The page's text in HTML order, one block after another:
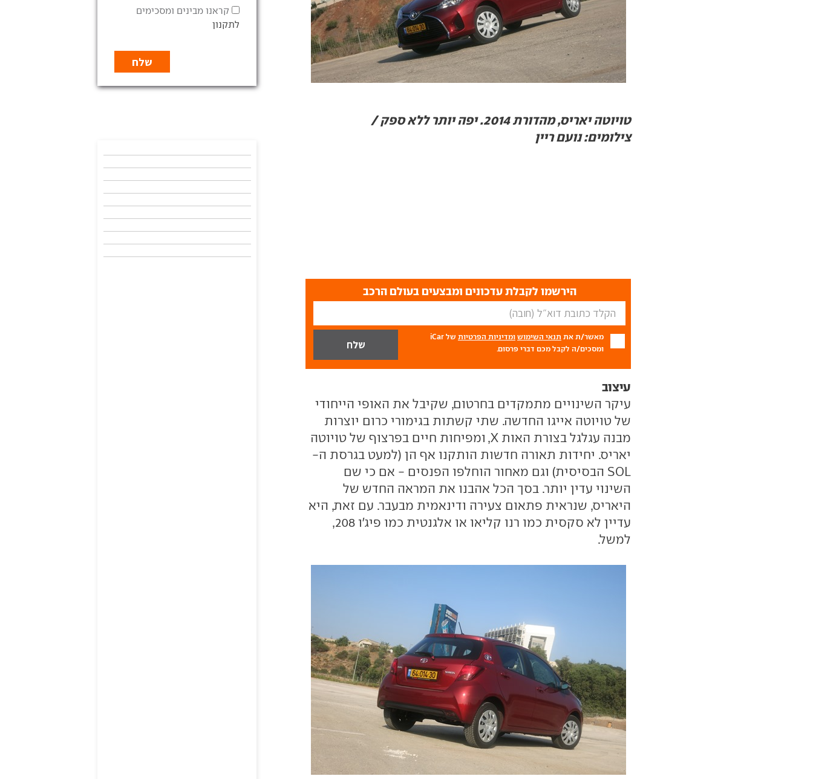
טויוטה יאריס, מהדורת 2014. יפה יותר ללא ספק /
צילומים: נועם ריין
הירשמו לקבלת עדכונים ומבצעים בעולם הרכב
מאשר/ת את תנאי השימוש ומדיניות הפרטיות
של iCar
ומסכים/ה לקבל מכם דברי פרסום.
עיצוב
עיקר השינויים מתמקדים בחרטום, שקיבל את האופי הייחודי
של טויוטה אייגו החדשה. שתי קשתות בגימורי כרום יוצרות
מבנה עגלגל בצורת האות X, ומפיחות חיים בפרצוף של טויוטה
יאריס. יחידות תאורה חדשות הותקנו אף הן (למעט בגרסת ה-
SOL הבסיסית) וגם מאחור הוחלפו הפנסים - אם כי שם
השינוי עדין יותר. בסך הכל אהבנו את המראה החדש של
היאריס, שנראית פתאום צעירה ודינאמית מבעבר. עם זאת, היא
עדיין לא סקסית כמו רנו קליאו או אלגנטית כמו פיג'ו 208,
למשל.
קראנו מבינים ומסכימים
לתקנון